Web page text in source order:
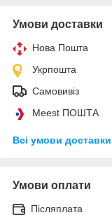
Умови доставки
Нова Пошта
Укрпошта
Самовивіз
Meest ПОШТА
Всі умови доставки
Умови оплати
Післяплата